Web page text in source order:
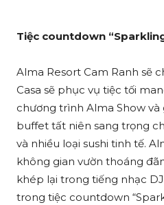
Tiệc countdown
Alma Resort Cam Ranh sẽ
Casa sẽ phục vụ tiệc tối
chương trình Alma Show
buffet tất niên sang trọng
và nhiều loại sushi tinh tế.
không gian vườn thoáng
khép lại trong tiếng nhạc
trong tiệc countdown